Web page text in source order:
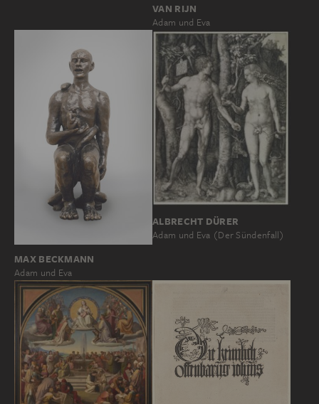
VAN RIJN
Adam und Eva
MAX BECKMANN
Adam und Eva
ALBRECHT DÜRER
Adam und Eva (Der Sündenfall)